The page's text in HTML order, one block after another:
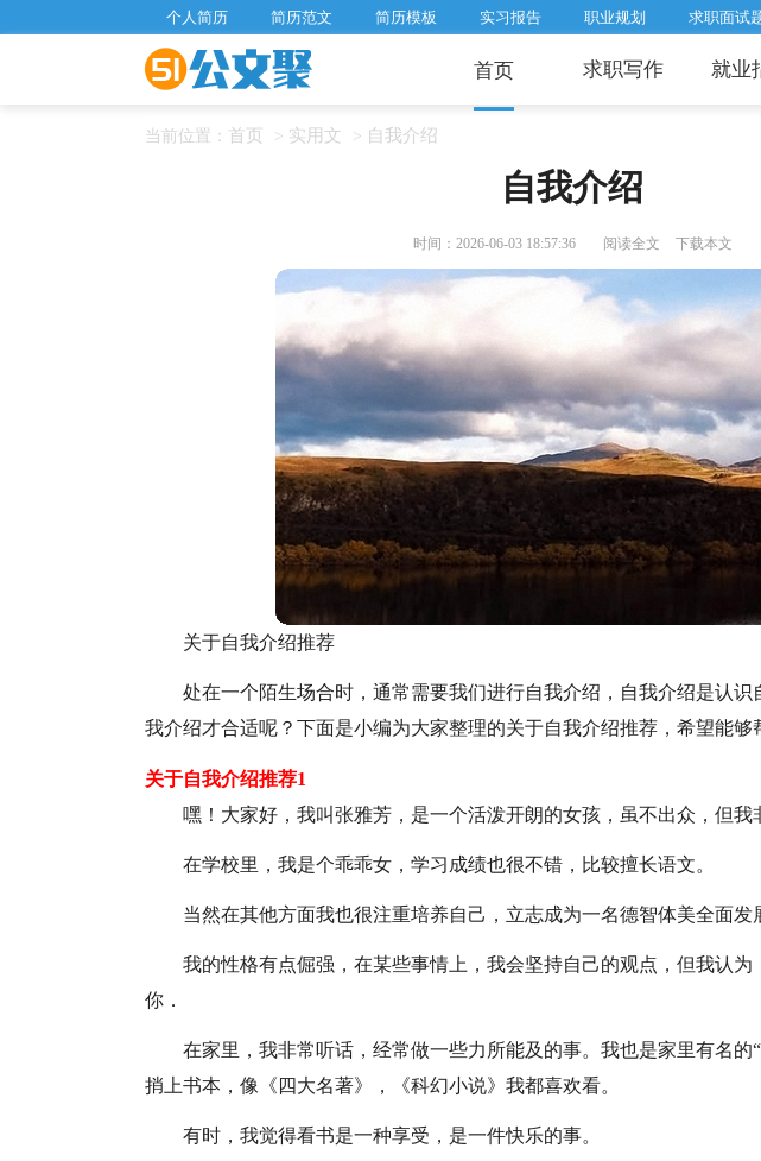
个人简历 简历范文 简历模板 实习报告 职业规划 求职面试
首页 求职写作 就业
当前位置： 首页 > 实用文 > 自我介绍
自我介绍
时间：2026-06-03 18:57:36 阅读全文 下载本文
关于自我介绍推荐
处在一个陌生场合时，通常需要我们进行自我介绍，自我介绍是认识
我介绍才合适呢？下面是小编为大家整理的关于自我介绍推荐，希望能够
关于自我介绍推荐1
嘿！大家好，我叫张雅芳，是一个活泼开朗的女孩，虽不出众，但我
在学校里，我是个乖乖女，学习成绩也很不错，比较擅长语文。
当然在其他方面我也很注重培养自己，立志成为一名德智体美全面发
我的性格有点倔强，在某些事情上，我会坚持自己的观点，但我认
你．
在家里，我非常听话，经常做一些力所能及的事。我也是家里有名的
捎上书本，像《四大名著》，《科幻小说》我都喜欢看。
有时，我觉得看书是一种享受，是一件快乐的事。